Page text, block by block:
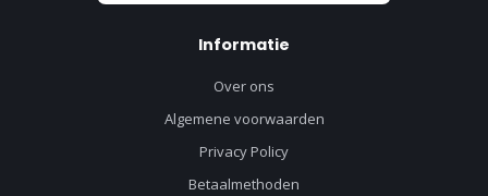
Informatie
Over ons
Algemene voorwaarden
Privacy Policy
Betaalmethoden